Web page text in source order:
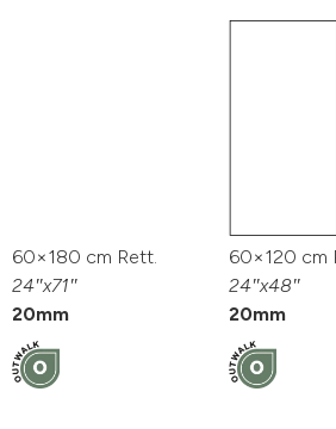
60×180 cm Rett.
24″x71″
20mm
60×120 cm
24″x48″
20mm